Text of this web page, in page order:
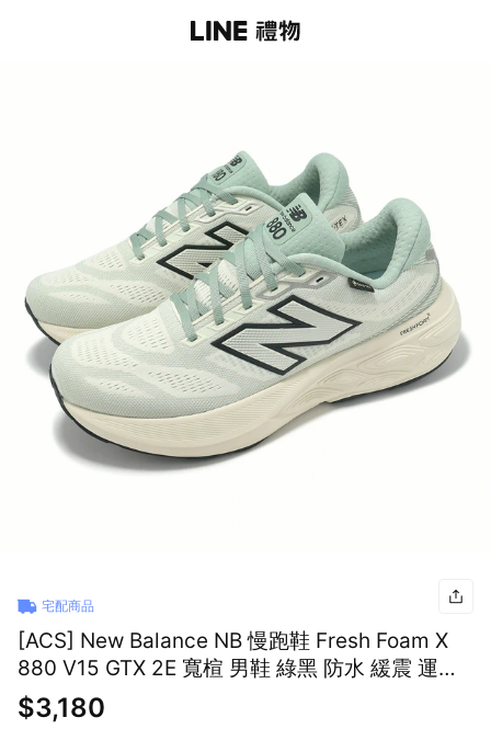
宅配商品
[ACS] New Balance NB 慢跑鞋 Fresh Foam X
880 V15 GTX 2E 寬楦 男鞋 綠黑 防水 緩震 運動
鞋 M880GA15-2E
$3,180